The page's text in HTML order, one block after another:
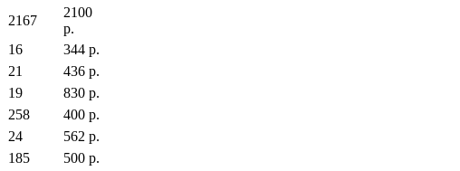
2167
2100
р.
16
344 р.
21
436 р.
19
830 р.
258
400 р.
24
562 р.
185
500 р.